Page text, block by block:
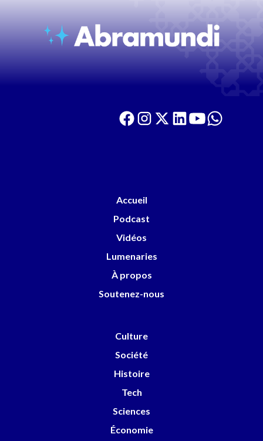
Accueil
Podcast
Vidéos
Lumenaries
À propos
Soutenez-nous
Culture
Société
Histoire
Tech
Sciences
Économie